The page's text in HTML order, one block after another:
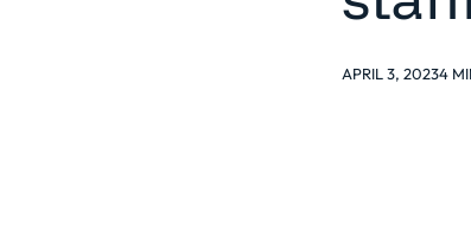
APRIL 3, 20234